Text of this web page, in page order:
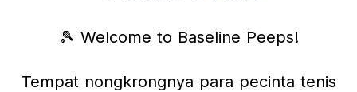
🎾 Welcome to Baseline Peeps!
Tempat nongkrongnya para pecinta tenis